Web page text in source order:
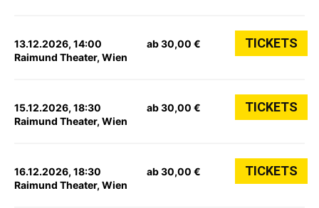
13.12.2026, 14:00
Raimund Theater, Wien
ab 30,00 € TICKETS
15.12.2026, 18:30
Raimund Theater, Wien
ab 30,00 € TICKETS
16.12.2026, 18:30
Raimund Theater, Wien
ab 30,00 € TICKETS